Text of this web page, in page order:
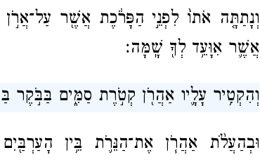
וְנָתַתָּ֤ה אֹתוֹ֙ לִפְנֵ֣י הַפָּרֹ֔כֶת אֲשֶׁ֖ר
אֲשֶׁ֛ר אִוָּעֵ֥ד לְךָ֖ שָֽׁמָּה׃
וְהִקְטִ֥יר עָלָ֛יו אַהֲרֹ֖ן קְטֹ֣רֶת סַמִּ֑ים בַּבֹּ֣קֶר
וּבְהַעֲלֹ֨ת אַהֲרֹ֧ן אֶת־הַנֵּרֹ֛ת בֵּ֥ין